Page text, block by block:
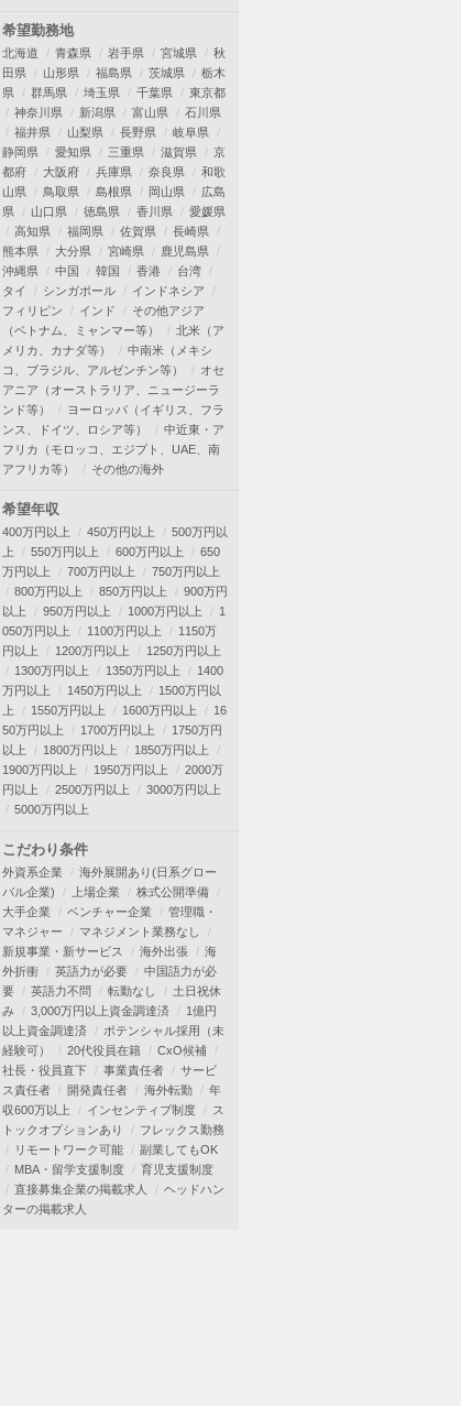
希望勤務地
北海道 青森県 岩手県 宮城県
秋
田県
山形県 福島県 茨城県
栃木
県
群馬県 埼玉県 千葉県
東京都
神奈川県
新潟県 富山県
石川県
福井県
山梨県 長野県
岐阜県
静岡県
愛知県 三重県 滋賀県
京
都府
大阪府 兵庫県 奈良県
和歌
山県
鳥取県 島根県 岡山県
広島
県
山口県 徳島県 香川県
愛媛県
高知県
福岡県 佐賀県
長崎県
熊本県
大分県 宮崎県
鹿児島県
沖縄県
中国 韓国 香港
台湾
タイ
シンガポール
インドネシア
フィリピン
インド
その他アジア
（ベトナム、ミャンマー等）
北米（ア
メリカ、カナダ等）
中南米（メキシ
コ、ブラジル、アルゼンチン等）
オセ
アニア（オーストラリア、ニュージーラ
ンド等）
ヨーロッパ（イギリス、フラ
ンス、ドイツ、ロシア等）
中近東・ア
フリカ（モロッコ、エジプト、UAE、南
アフリカ等）
その他の海外
希望年収
400万円以上 450万円以上
500万円以
上
550万円以上 600万円以上
650
万円以上
700万円以上
750万円以上
800万円以上
850万円以上
900万円
以上
950万円以上 1000万円以上
1
050万円以上
1100万円以上
1150万
円以上
1200万円以上
1250万円以上
1300万円以上
1350万円以上
1400
万円以上
1450万円以上
1500万円以
上
1550万円以上 1600万円以上
16
50万円以上
1700万円以上
1750万円
以上
1800万円以上
1850万円以上
1900万円以上
1950万円以上
2000万
円以上
2500万円以上
3000万円以上
5000万円以上
こだわり条件
外資系企業
海外展開あり(日系グロー
バル企業)
上場企業
株式公開準備
大手企業
ベンチャー企業
管理職・
マネジャー
マネジメント業務なし
新規事業・新サービス
海外出張
海
外折衝
英語力が必要
中国語力が必
要
英語力不問 転勤なし
土日祝休
み
3,000万円以上資金調達済
1億円
以上資金調達済
ポテンシャル採用（未
経験可）
20代役員在籍
CxO候補
社長・役員直下
事業責任者
サービ
ス責任者
開発責任者 海外転勤
年
収600万以上
インセンティブ制度
ス
トックオプションあり
フレックス勤務
リモートワーク可能
副業してもOK
MBA・留学支援制度
育児支援制度
直接募集企業の掲載求人
ヘッドハン
ターの掲載求人